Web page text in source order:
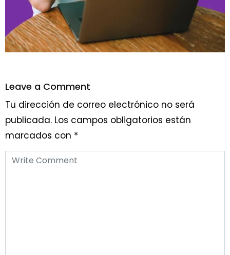
Leave a Comment
Tu dirección de correo electrónico no será
publicada. Los campos obligatorios están
marcados con *